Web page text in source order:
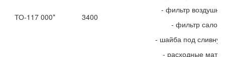
ТО-117 000* 3400
- фильтр
- фильтр
- шайба под
- расходные